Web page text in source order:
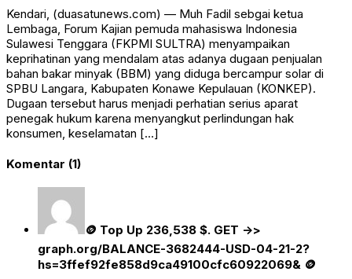
Kendari, (duasatunews.com) — Muh Fadil sebgai ketua
Lembaga, Forum Kajian pemuda mahasiswa Indonesia
Sulawesi Tenggara (FKPMI SULTRA) menyampaikan
keprihatinan yang mendalam atas adanya dugaan penjualan
bahan bakar minyak (BBM) yang diduga bercampur solar di
SPBU Langara, Kabupaten Konawe Kepulauan (KONKEP).
Dugaan tersebut harus menjadi perhatian serius aparat
penegak hukum karena menyangkut perlindungan hak
konsumen, keselamatan […]
Komentar (1)
🪙 Top Up 236,538 $. GET ->>
graph.org/BALANCE-3682444-USD-04-21-2?
hs=3ffef92fe858d9ca49100cfc60922069& 🪙